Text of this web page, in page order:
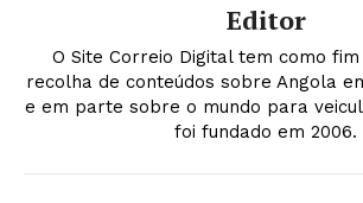
Editor
O Site Correio Digital tem como
recolha de conteúdos sobre Angola
e em parte sobre o mundo para
foi fundado em 2006.